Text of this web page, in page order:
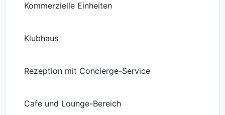
Kommerzielle Einheiten
Klubhaus
Rezeption mit Concierge-Service
Cafe und Lounge-Bereich